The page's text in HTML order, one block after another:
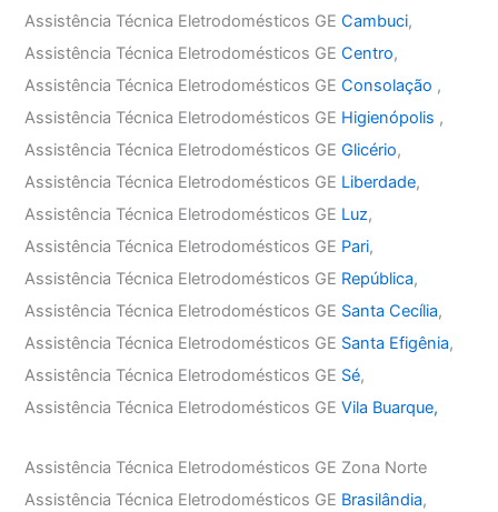
Assistência Técnica Eletrodomésticos GECambuci,
Assistência Técnica Eletrodomésticos GECentro,
Assistência Técnica Eletrodomésticos GEConsolação ,
Assistência Técnica Eletrodomésticos GE Higienópolis ,
Assistência Técnica Eletrodomésticos GEGlicério,
Assistência Técnica Eletrodomésticos GE Liberdade,
Assistência Técnica Eletrodomésticos GE Luz,
Assistência Técnica Eletrodomésticos GE Pari,
Assistência Técnica Eletrodomésticos GE República,
Assistência Técnica Eletrodomésticos GE Santa Cecília,
Assistência Técnica Eletrodomésticos GE Santa Efigênia,
Assistência Técnica Eletrodomésticos GE Sé,
Assistência Técnica Eletrodomésticos GEVila Buarque,
Assistência Técnica Eletrodomésticos GE Zona Norte
Assistência Técnica Eletrodomésticos GE Brasilândia,